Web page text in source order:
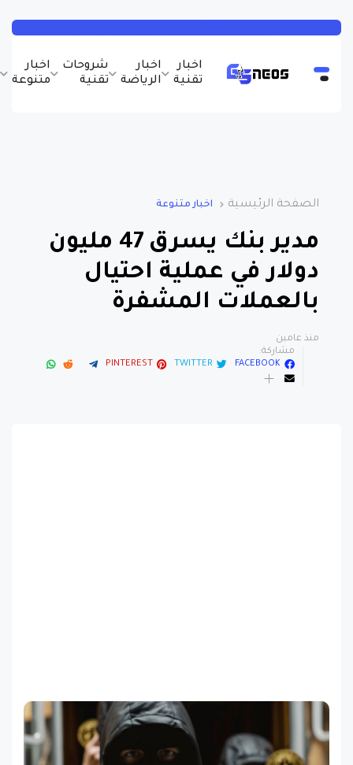
اخبار
تقنية
اخبار
الرياضة
شروحات
تقنية
اخبار
متنوعة
الصفحة الرئيسية اخبار متنوعة
مدير بنك يسرق 47 مليون
دولار في عملية احتيال
بالعملات المشفرة
منذ عامين
مشاركة:
FACEBOOK
TWITTER
PINTEREST